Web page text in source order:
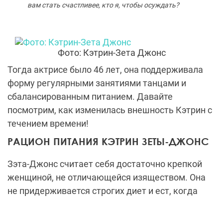
вам стать счастливее, кто я, чтобы осуждать?
Фото: Кэтрин-Зета Джонс
Тогда актрисе было 46 лет, она поддерживала
форму регулярными занятиями танцами и
сбалансированным питанием. Давайте
посмотрим, как изменилась внешность Кэтрин с
течением времени!
РАЦИОН ПИТАНИЯ КЭТРИН ЗЕТЫ-ДЖОНС
Зэта-Джонс считает себя достаточно крепкой
женщиной, не отличающейся изяществом. Она
не придерживается строгих диет и ест, когда